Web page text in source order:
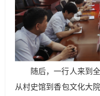
随后，一行人来到
从村史馆到香包文化大